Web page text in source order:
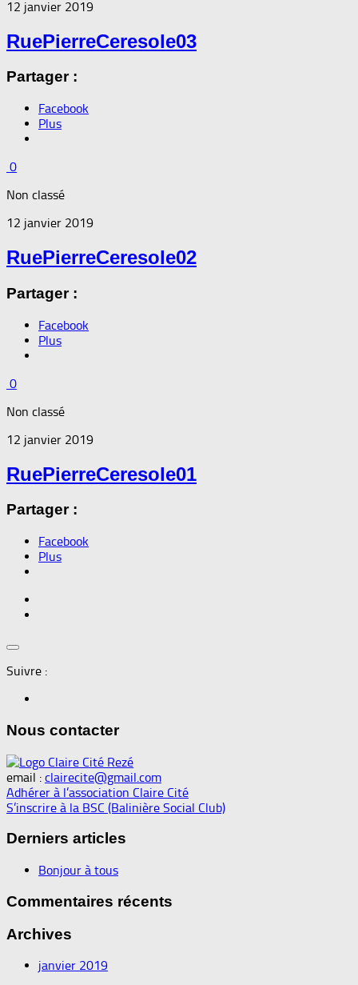
12 janvier 2019
RuePierreCeresole03
Partager :
Facebook
Plus
0
Non classé
12 janvier 2019
RuePierreCeresole02
Partager :
Facebook
Plus
0
Non classé
12 janvier 2019
RuePierreCeresole01
Partager :
Facebook
Plus
Suivre :
Nous contacter
email : clairecite@gmail.com
Adhérer à l’association Claire Cité
S’inscrire à la BSC (Balinière Social Club)
Derniers articles
Bonjour à tous
Commentaires récents
Archives
janvier 2019